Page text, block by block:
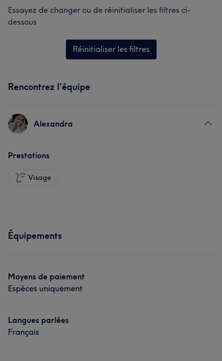
Essayez de changer ou de réinitialiser les filtres ci-
dessous
Réinitialiser les filtres
Rencontrez l'équipe
Alexandra
Prestations
Visage
Équipements
Moyens de paiement
Espèces uniquement
Langues parlées
Français